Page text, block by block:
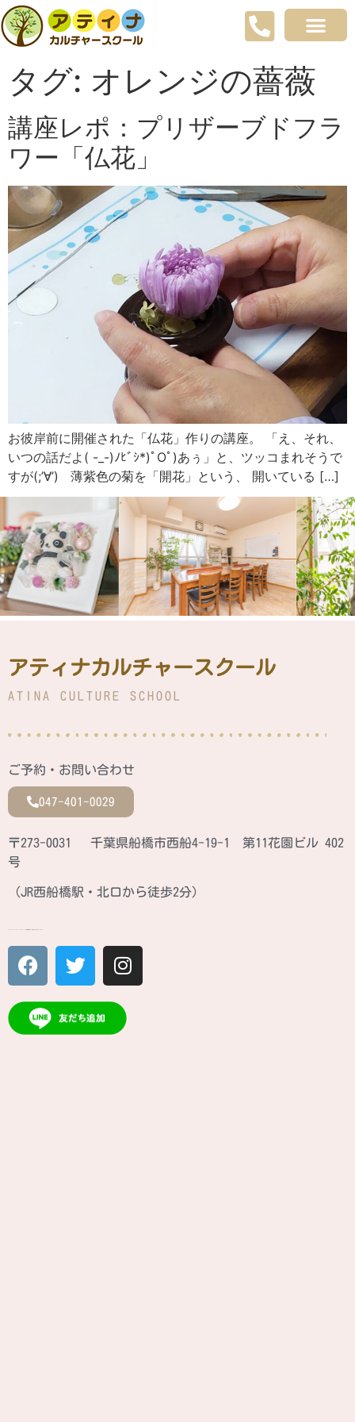
タグ: オレンジの薔薇
講座レポ：プリザーブドフラ
ワー「仏花」
お彼岸前に開催された「仏花」作りの講座。 「え、それ、
いつの話だよ( -_-)ﾉﾋﾞｼ*)ﾟOﾟ)あぅ」と、ツッコまれそうで
すが(;’∀’) 薄紫色の菊を「開花」という、 開いている […]
アティナカルチャースクール
ATINA CULTURE SCHOOL
ご予約・お問い合わせ
047-401-0029
〒273-0031 千葉県船橋市西船4-19-1 第11花園ビル 402
号
（JR西船橋駅・北口から徒歩2分）